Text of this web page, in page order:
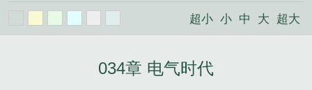
超小 小 中 大 超大
034章 电气时代